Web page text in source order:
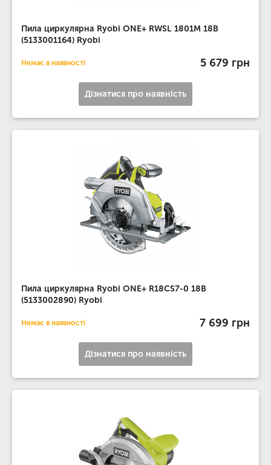
Пила циркулярна Ryobi ONE+ RWSL 1801M 18В
(5133001164) Ryobi
Немає в наявності 5 679 грн
Дізнатися про наявність
Пила циркулярна Ryobi ONE+ R18CS7-0 18В
(5133002890) Ryobi
Немає в наявності 7 699 грн
Дізнатися про наявність